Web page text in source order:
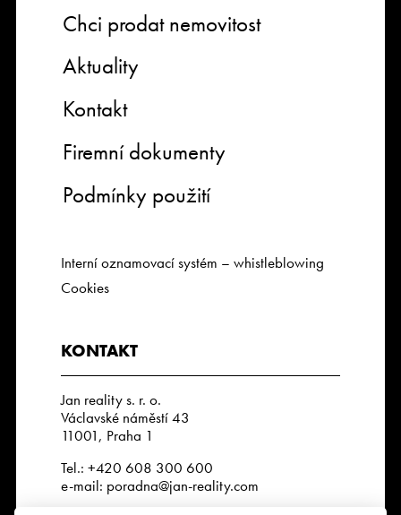
Chci prodat nemovitost
Aktuality
Kontakt
Firemní dokumenty
Podmínky použití
Interní oznamovací systém – whistleblowing
Cookies
KONTAKT
Jan reality s. r. o.
Václavské náměstí 43
11001, Praha 1
Tel.:+420 608 300 600
e-mail: poradna@jan-reality.com